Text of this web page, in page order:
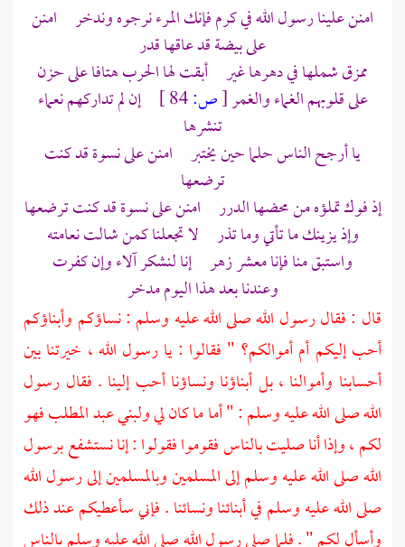
امنن علينا رسول الله في كرم فإنك المرء نرجوه وندخر امنن
على بيضة قد عاقها قدر
ممزق شملها في دهرها غير أبقت لها الحرب هتافا على حزن
على قلوبهم الغماء والغمر[ص: إن لم تداركهم نعماء
تنشرها
يا أرجح الناس حلما حين يختبر امنن على نسوة قد كنت
ترضعها
إذ فوك تملؤه من محضها الدرر امنن على نسوة قد كنت ترضعها
وإذ يزينك ما تأتي وما تذر لا تجعلنا كمن شالت نعامته
واستبق منا فإنا معشر زهر إنا لنشكر آلاء وإن كفرت
وعندنا بعد هذا اليوم مدخر
قال : فقال رسول الله صلى الله عليه وسلم : نساؤكم وأبناؤكم
أحب إليكم أم أموالكم؟ " فقالوا : يا رسول الله ، خيرتنا بين
أحسابنا وأموالنا ، بل أبناؤنا ونساؤنا أحب إلينا . فقال رسول
الله صلى الله عليه وسلم : " أما ما كان ليولبني عبد المطلبفهو
لكم ، وإذا أنا صليت بالناس فقوموا فقولوا : إنا نستشفع برسول
الله صلى الله عليه وسلم إلى المسلمين وبالمسلمين إلى رسول الله
صلى الله عليه وسلم في أبنائنا ونسائنا . فإني سأعطيكم عند ذلك